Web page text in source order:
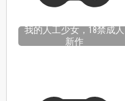
我的人工少女，18禁成人
新作